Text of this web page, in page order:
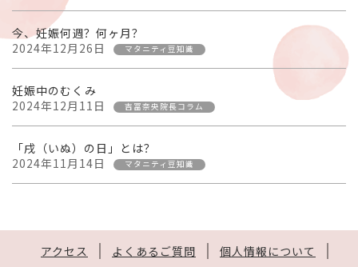
2024年12月26日 マタニティ豆知識
今、妊娠何週？何ヶ月？
2024年12月11日 吉冨奈央院長コラム
妊娠中のむくみ
2024年11月14日 マタニティ豆知識
「戌（いぬ）の日」とは？
アクセス よくあるご質問
個人情報について